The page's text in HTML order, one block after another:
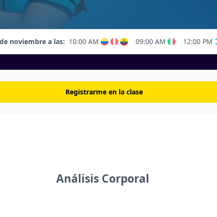
noviembre a las: 10:00 AM 09:00 AM 12:00 PM
Registrarme en la clase
Análisis Corporal